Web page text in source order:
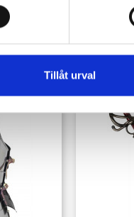
Tillåt urval